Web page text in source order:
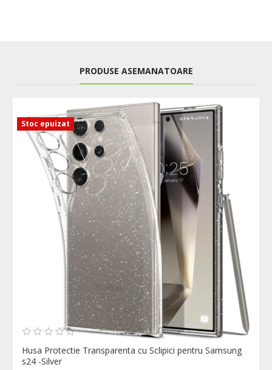
PRODUSE ASEMANATOARE
Stoc epuizat
Husa Protectie Transparenta cu Sclipici pentru Samsung
s24 -Silver